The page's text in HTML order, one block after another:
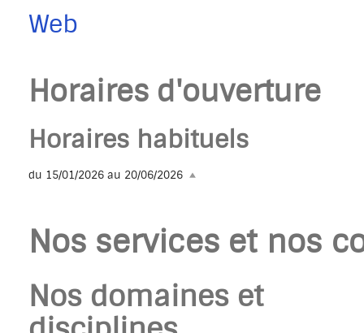
Web
Horaires d'ouverture
Horaires habituels
du 15/01/2026 au 20/06/2026
Nos services et nos
Nos domaines et